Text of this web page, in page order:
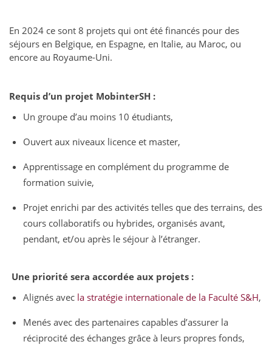
En 2024 ce sont 8 projets qui ont été financés pour des
séjours en Belgique, en Espagne, en Italie, au Maroc, ou
encore au Royaume-Uni.
Requis d’un projet MobinterSH :
Un groupe d’au moins 10 étudiants,
Ouvert aux niveaux licence et master,
Apprentissage en complément du programme de
formation suivie,
Projet enrichi par des activités telles que des terrains, des
cours collaboratifs ou hybrides, organisés avant,
pendant, et/ou après le séjour à l’étranger.
Une priorité sera accordée aux projets :
Alignés avec la stratégie internationale de la Faculté S&H,
Menés avec des partenaires capables d’assurer la
réciprocité des échanges grâce à leurs propres fonds,